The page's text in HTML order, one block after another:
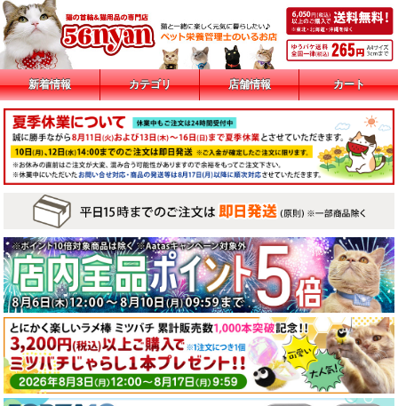
新着情報 カテゴリ 店舗情報 カート